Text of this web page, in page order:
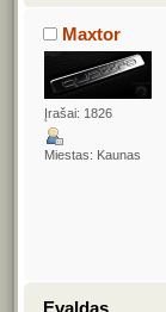
Maxtor
Įrašai: 1826
Miestas: Kaunas
Evaldas